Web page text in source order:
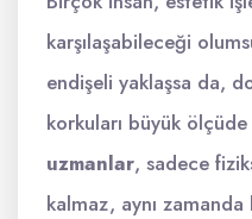
karşılaşabileceği
endişeli yaklaşsa da,
korkuları büyük
uzmanlar, sadece
kalmaz, aynı